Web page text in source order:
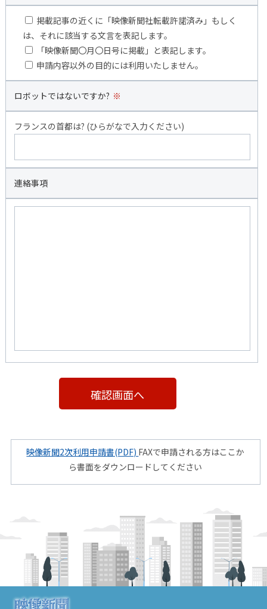
掲載記事の近くに「映像新聞社転載許諾済み」もしく
は、それに該当する文言を表記します。
「映像新聞〇月〇日号に掲載」と表記します。
申請内容以外の目的には利用いたしません。
ロボットではないですか? ※
フランスの首都は? (ひらがなで入力ください)
連絡事項
映像新聞2次利用申請書(PDF) FAXで申請される方はここか
ら書面をダウンロードしてください